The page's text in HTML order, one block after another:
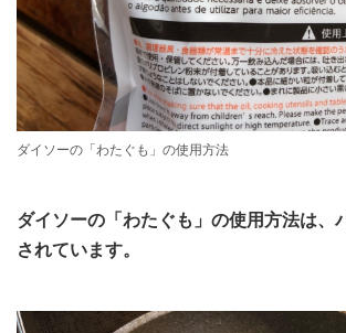
ダイソーの「わたぐも」の使用方法
ダイソーの「わたぐも」の使用方法は、
されています。